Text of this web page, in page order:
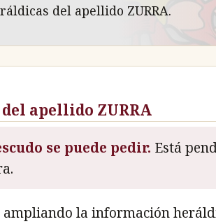
del apellido ZURRA.
del apellido ZURRA
se puede pedir. Está
ampliando la información